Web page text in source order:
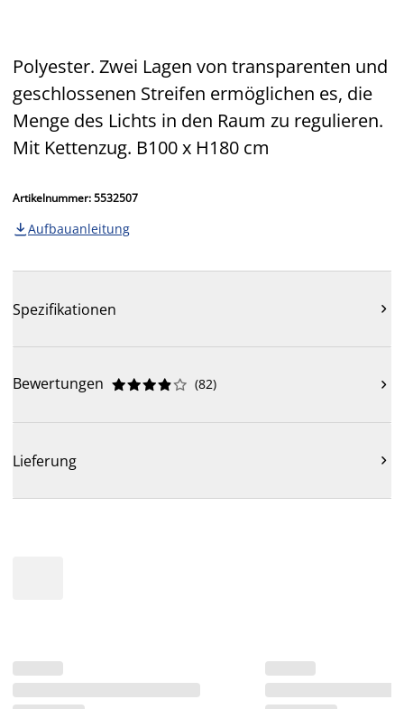
Polyester. Zwei Lagen von transparenten und
geschlossenen Streifen ermöglichen es, die
Menge des Lichts in den Raum zu regulieren.
Mit Kettenzug. B100 x H180 cm
Artikelnummer: 5532507
 Aufbauanleitung
Spezifikationen 
Bewertungen 




 (82) 
Lieferung 